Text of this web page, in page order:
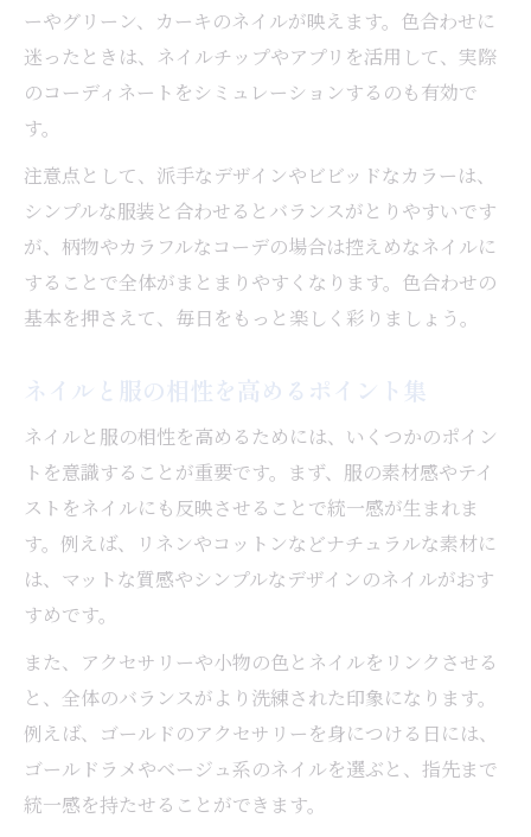
ネイルコーデで魅せる新しい自分発見へ
ネイルデザインで自分らしさを表現する方
法
術
似合うネイルカラー診断で新しい発見を
服装とネイルの合わせ方で印象チェンジ
ネイルで日常に彩りを加えるアイディア集
ーやグリーン、カーキのネイルが映えます。色合わせに
迷ったときは、ネイルチップやアプリを活用して、実際
のコーディネートをシミュレーションするのも有効で
す。
注意点として、派手なデザインやビビッドなカラーは、
シンプルな服装と合わせるとバランスがとりやすいです
が、柄物やカラフルなコーデの場合は控えめなネイルに
することで全体がまとまりやすくなります。色合わせの
基本を押さえて、毎日をもっと楽しく彩りましょう。
ネイルと服の相性を高めるポイント集
ネイルと服の相性を高めるためには、いくつかのポイン
トを意識することが重要です。まず、服の素材感やテイ
ストをネイルにも反映させることで統一感が生まれま
す。例えば、リネンやコットンなどナチュラルな素材に
は、マットな質感やシンプルなデザインのネイルがおす
すめです。
また、アクセサリーや小物の色とネイルをリンクさせる
と、全体のバランスがより洗練された印象になります。
例えば、ゴールドのアクセサリーを身につける日には、
ゴールドラメやベージュ系のネイルを選ぶと、指先まで
統一感を持たせることができます。